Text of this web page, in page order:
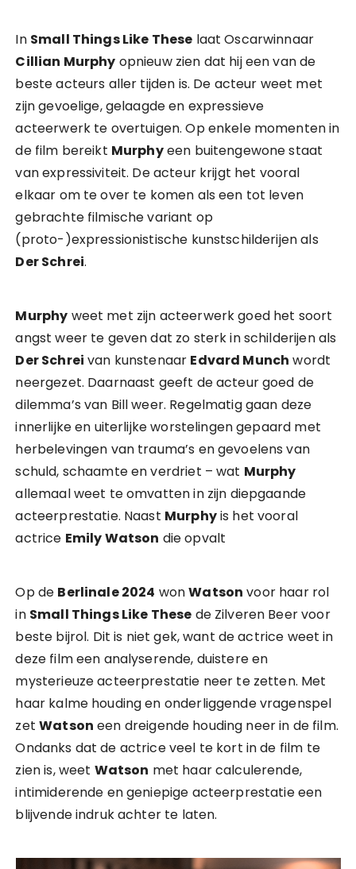
In Small Things Like These laat Oscarwinnaar
Cillian Murphy opnieuw zien dat hij een van de
beste acteurs aller tijden is. De acteur weet met
zijn gevoelige, gelaagde en expressieve
acteerwerk te overtuigen. Op enkele momenten in
de film bereikt Murphyeen buitengewone staat
van expressiviteit. De acteur krijgt het vooral
elkaar om te over te komen als een tot leven
gebrachte filmische variant op
(proto-)expressionistische kunstschilderijen als
Der Schrei.
Murphy weet met zijn acteerwerk goed het soort
angst weer te geven dat zo sterk in schilderijen als
Der Schrei van kunstenaar Edvard Munch wordt
neergezet. Daarnaast geeft de acteur goed de
dilemma’s van Bill weer. Regelmatig gaan deze
innerlijke en uiterlijke worstelingen gepaard met
herbelevingen van trauma’s en gevoelens van
schuld, schaamte en verdriet – wat Murphy
allemaal weet te omvatten in zijn diepgaande
acteerprestatie. Naast Murphyis het vooral
actrice Emily Watson die opvalt
Op de Berlinale 2024 wonWatson voor haar rol
in Small Things Like These de Zilveren Beer voor
beste bijrol. Dit is niet gek, want de actrice weet in
deze film een analyserende, duistere en
mysterieuze acteerprestatie neer te zetten. Met
haar kalme houding en onderliggende vragenspel
zetWatson een dreigende houding neer in de film.
Ondanks dat de actrice veel te kort in de film te
zien is, weet Watson met haar calculerende,
intimiderende en geniepige acteerprestatie een
blijvende indruk achter te laten.